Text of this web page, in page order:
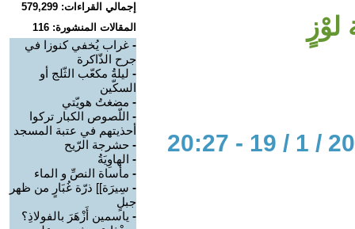
إجمالي القراءات: 579,299
المقالات المنشورة: 116
- غراب يُخفي كنوزا في
جرح الذّاكرة
- ليلةُ مكعّب الثّلج أو
السكّين
- مضغتُ هويّتي
- اللّصوص الكبار تركوا
أحذيتهم في عتبة المسجد
- حشرجة الرّيح
- الهاوِيَةُ
- مأساة النصِّ و الماء
- سِيرَة]] ذرّة غُبَارٍ من ظهر
جبلٍ
- ياسمين أَزْهَرَ بالفولاذِ؟